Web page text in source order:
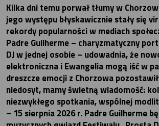
Kilka dni temu porwał tłumy w
jego występu błyskawicznie stały się
rekordy popularności w mediach
Padre Guilherme – charyzmatyczny
DJ w jednej osobie – udowadnia, że
elektroniczna i Ewangelia mogą iść w
dreszcze emocji z Chorzowa
niedosyt, mamy świetną wiadomość:
niezwykłego spotkania, wspólnej
– 15 sierpnia 2026 r. Padre Guilherme